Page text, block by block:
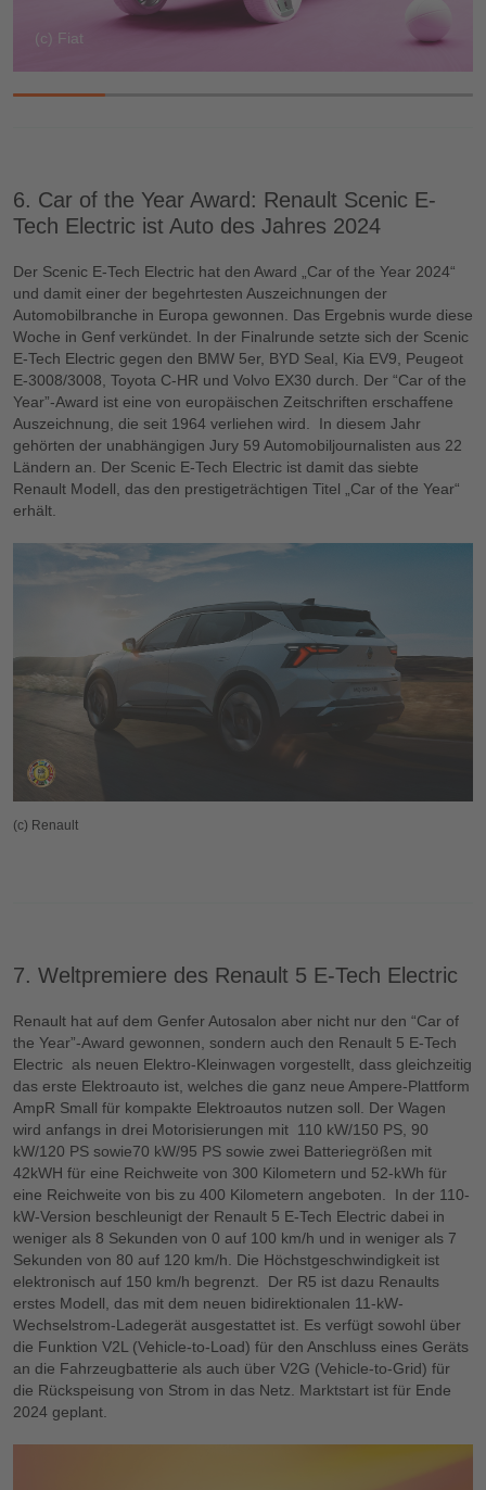
(c) Fiat
6. Car of the Year Award: Renault Scenic E-
Tech Electric ist Auto des Jahres 2024
Der Scenic E-Tech Electric hat den Award „Car of the Year 2024“
und damit einer der begehrtesten Auszeichnungen der
Automobilbranche in Europa gewonnen. Das Ergebnis wurde diese
Woche in Genf verkündet. In der Finalrunde setzte sich der Scenic
E-Tech Electric gegen den BMW 5er, BYD Seal, Kia EV9, Peugeot
E-3008/3008, Toyota C-HR und Volvo EX30 durch. Der “Car of the
Year”-Award ist eine von europäischen Zeitschriften erschaffene
Auszeichnung, die seit 1964 verliehen wird. In diesem Jahr
gehörten der unabhängigen Jury 59 Automobiljournalisten aus 22
Ländern an. Der Scenic E-Tech Electric ist damit das siebte
Renault Modell, das den prestigeträchtigen Titel „Car of the Year“
erhält.
(c) Renault
7. Weltpremiere des Renault 5 E-Tech Electric
Renault hat auf dem Genfer Autosalon aber nicht nur den “Car of
the Year”-Award gewonnen, sondern auch den Renault 5 E-Tech
Electric als neuen Elektro-Kleinwagen vorgestellt, dass gleichzeitig
das erste Elektroauto ist, welches die ganz neue Ampere-Plattform
AmpR Small für kompakte Elektroautos nutzen soll. Der Wagen
wird anfangs in drei Motorisierungen mit 110 kW/150 PS, 90
kW/120 PS sowie70 kW/95 PS sowie zwei Batteriegrößen mit
42kWH für eine Reichweite von 300 Kilometern und 52-kWh für
eine Reichweite von bis zu 400 Kilometern angeboten. In der 110-
kW-Version beschleunigt der Renault 5 E-Tech Electric dabei in
weniger als 8 Sekunden von 0 auf 100 km/h und in weniger als 7
Sekunden von 80 auf 120 km/h. Die Höchstgeschwindigkeit ist
elektronisch auf 150 km/h begrenzt. Der R5 ist dazu Renaults
erstes Modell, das mit dem neuen bidirektionalen 11-kW-
Wechselstrom-Ladegerät ausgestattet ist. Es verfügt sowohl über
die Funktion V2L (Vehicle-to-Load) für den Anschluss eines Geräts
an die Fahrzeugbatterie als auch über V2G (Vehicle-to-Grid) für
die Rückspeisung von Strom in das Netz. Marktstart ist für Ende
2024 geplant.